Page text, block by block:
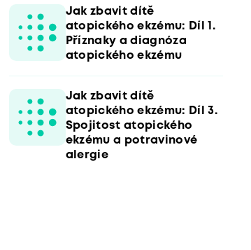
Jak zbavit dítě
atopického ekzému: Díl 1.
Příznaky a diagnóza
atopického ekzému
Jak zbavit dítě
atopického ekzému: Díl 3.
Spojitost atopického
ekzému a potravinové
alergie